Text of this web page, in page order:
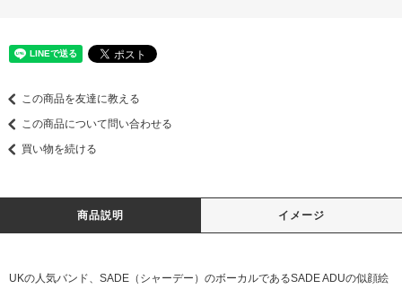
この商品を友達に教える
この商品について問い合わせる
買い物を続ける
商品説明 イメージ
UKの人気バンド、SADE（シャーデー）のボーカルであるSADE ADUの似顔絵